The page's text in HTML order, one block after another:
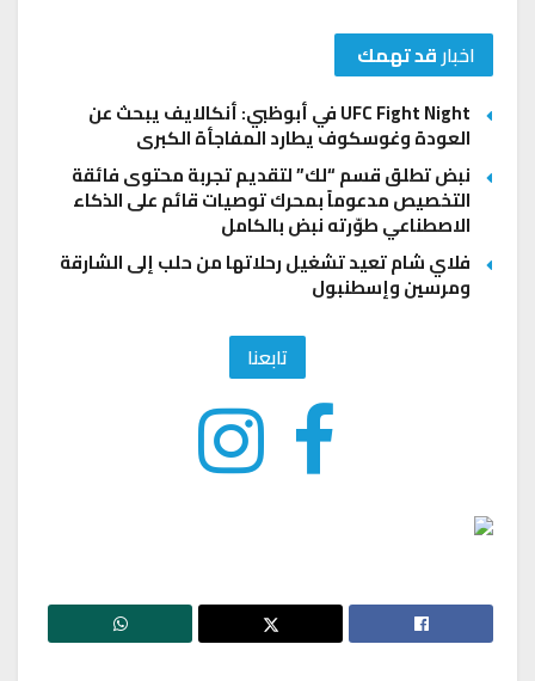
اخبارقد تهمك
UFC Fight Night في أبوظبي: أنكالايف يبحث عن
العودة وغوسكوف يطارد المفاجأة الكبرى
نبض تطلق قسم “لك” لتقديم تجربة محتوى فائقة
التخصيص مدعوماً بمحرك توصيات قائم على الذكاء
الاصطناعي طوّرته نبض بالكامل
فلاي شام تعيد تشغيل رحلاتها من حلب إلى الشارقة
ومرسين وإسطنبول
تابعنا